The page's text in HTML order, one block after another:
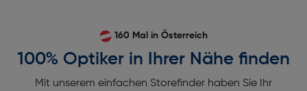
160 Mal in Österreich
100% Optiker in Ihrer Nähe finden
Mit unserem einfachen Storefinder haben Sie Ihr